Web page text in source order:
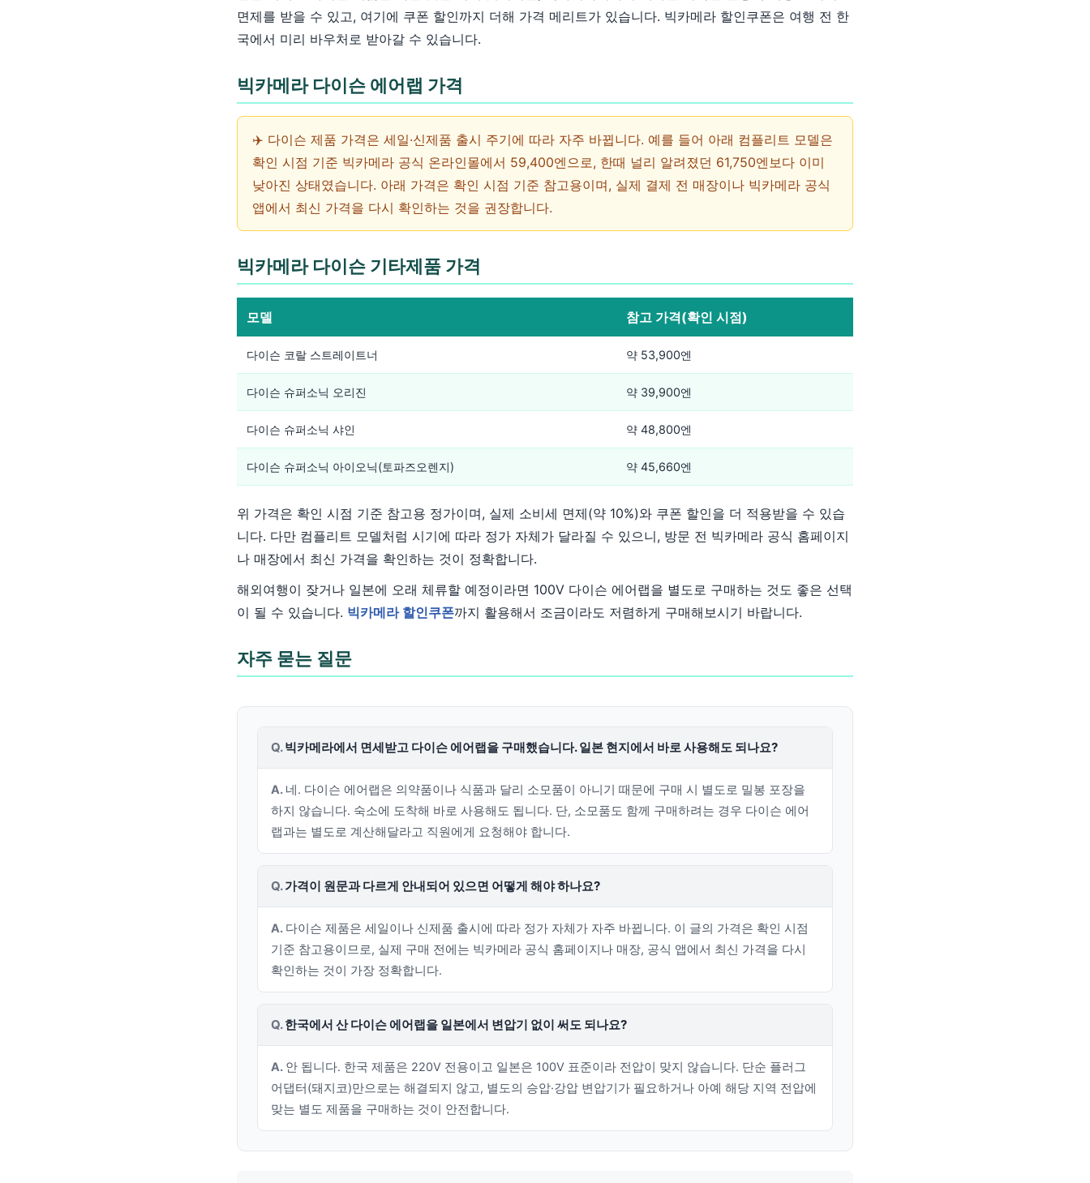
면제를 받을 수 있고, 여기에 쿠폰 할인까지 더해 가격 메리트가 있습니다. 빅카메라 할인쿠폰은 여행 전 한
국에서 미리 바우처로 받아갈 수 있습니다.
빅카메라 다이슨 에어랩 가격
✈️ 다이슨 제품 가격은 세일·신제품 출시 주기에 따라 자주 바뀝니다. 예를 들어 아래 컴플리트 모델은
확인 시점 기준 빅카메라 공식 온라인몰에서 59,400엔으로, 한때 널리 알려졌던 61,750엔보다 이미
낮아진 상태였습니다. 아래 가격은 확인 시점 기준 참고용이며, 실제 결제 전 매장이나 빅카메라 공식
앱에서 최신 가격을 다시 확인하는 것을 권장합니다.
빅카메라 다이슨 기타제품 가격
모델 참고 가격(확인 시점)
다이슨 코랄 스트레이트너 약 53,900엔
다이슨 슈퍼소닉 오리진 약 39,900엔
다이슨 슈퍼소닉 샤인 약 48,800엔
다이슨 슈퍼소닉 아이오닉(토파즈오렌지) 약 45,660엔
위 가격은 확인 시점 기준 참고용 정가이며, 실제 소비세 면제(약 10%)와 쿠폰 할인을 더 적용받을 수 있습
니다. 다만 컴플리트 모델처럼 시기에 따라 정가 자체가 달라질 수 있으니, 방문 전 빅카메라 공식 홈페이지
나 매장에서 최신 가격을 확인하는 것이 정확합니다.
해외여행이 잦거나 일본에 오래 체류할 예정이라면 100V 다이슨 에어랩을 별도로 구매하는 것도 좋은 선택
이 될 수 있습니다. 빅카메라 할인쿠폰까지 활용해서 조금이라도 저렴하게 구매해보시기 바랍니다.
자주 묻는 질문
빅카메라에서 면세받고 다이슨 에어랩을 구매했습니다. 일본 현지에서 바로 사용해도 되나요?
네. 다이슨 에어랩은 의약품이나 식품과 달리 소모품이 아니기 때문에 구매 시 별도로 밀봉 포장을
하지 않습니다. 숙소에 도착해 바로 사용해도 됩니다. 단, 소모품도 함께 구매하려는 경우 다이슨 에어
랩과는 별도로 계산해달라고 직원에게 요청해야 합니다.
가격이 원문과 다르게 안내되어 있으면 어떻게 해야 하나요?
다이슨 제품은 세일이나 신제품 출시에 따라 정가 자체가 자주 바뀝니다. 이 글의 가격은 확인 시점
기준 참고용이므로, 실제 구매 전에는 빅카메라 공식 홈페이지나 매장, 공식 앱에서 최신 가격을 다시
확인하는 것이 가장 정확합니다.
한국에서 산 다이슨 에어랩을 일본에서 변압기 없이 써도 되나요?
안 됩니다. 한국 제품은 220V 전용이고 일본은 100V 표준이라 전압이 맞지 않습니다. 단순 플러그
어댑터(돼지코)만으로는 해결되지 않고, 별도의 승압·강압 변압기가 필요하거나 아예 해당 지역 전압에
맞는 별도 제품을 구매하는 것이 안전합니다.